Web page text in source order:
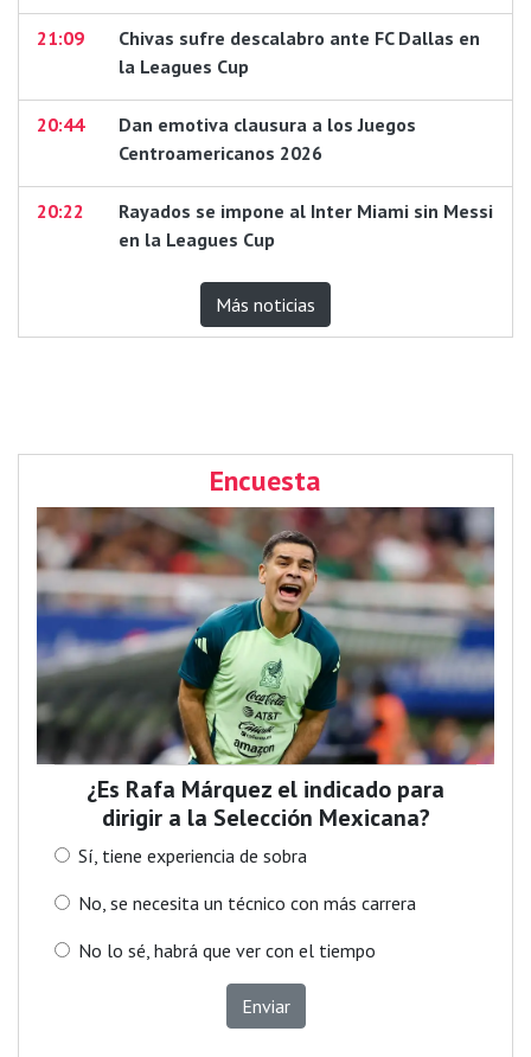
21:09
Chivas sufre descalabro ante FC Dallas en
la Leagues Cup
20:44
Dan emotiva clausura a los Juegos
Centroamericanos 2026
20:22
Rayados se impone al Inter Miami sin Messi
en la Leagues Cup
Más noticias
Encuesta
¿Es Rafa Márquez el indicado para
dirigir a la Selección Mexicana?
Sí, tiene experiencia de sobra
No, se necesita un técnico con más carrera
No lo sé, habrá que ver con el tiempo
Enviar